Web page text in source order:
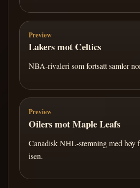
Preview
Lakers mot Celtics
NBA-rivaleri som fortsatt samler
Preview
Oilers mot Maple Leafs
Canadisk NHL-stemning med høy
isen.